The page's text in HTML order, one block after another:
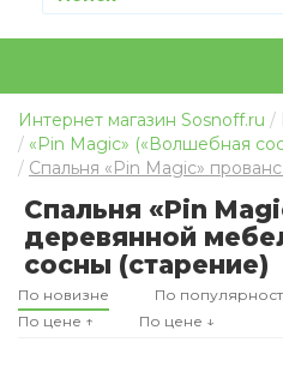
Интернет магазин Sosnoff.ru
«Pin Magic» («Волшебная
Спальня «Pin Magic»
Спальня «Pin
деревянной
сосны (старение)
По новизне По
По цене ↑
По цене ↓